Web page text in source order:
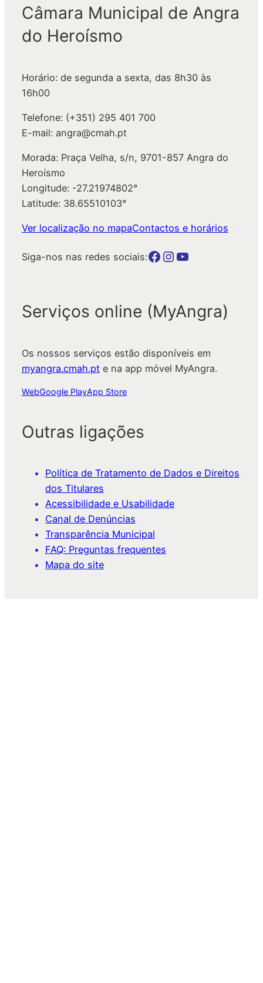
uCâmara Municipal de Angra
do Heroísmo
Horário: de segunda a sexta, das 8h30 às
16h00
Telefone: (+351) 295 401 700
E-mail: angra@cmah.pt
Morada: Praça Velha, s/n, 9701-857 Angra do
Heroísmo
Longitude: -27.21974802°
Latitude: 38.65510103°
Ver localização no mapaContactos e horários
Siga-nos nas redes sociais:Botão para a página da autarquia no Facebook Botão para a página da autarquia no Instagram Botão para a página da autarquia no Youtube
Serviços online (MyAngra)
Os nossos serviços estão disponíveis em
myangra.cmah.pt e na app móvel MyAngra.
WebGoogle PlayApp Store
Outras ligações
Política de Tratamento de Dados e Direitos
dos Titulares
Acessibilidade e Usabilidade
Canal de Denúncias
Transparência Municipal
FAQ: Preguntas frequentes
Mapa do site